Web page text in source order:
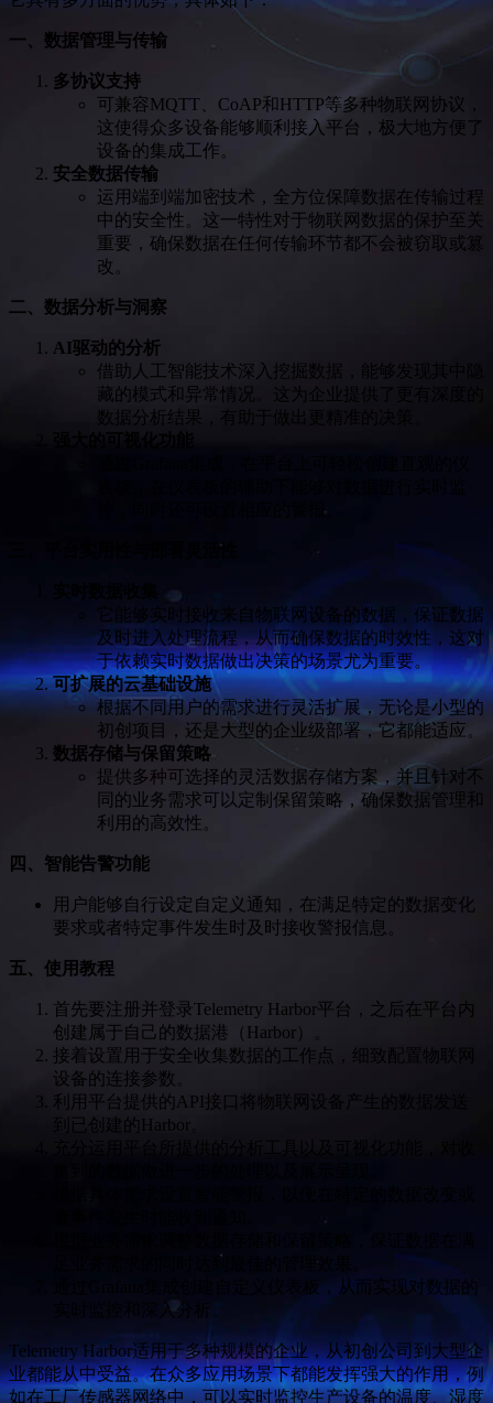
一、数据管理与传输
多协议支持
可兼容MQTT、CoAP和HTTP等多种物联网协议，
这使得众多设备能够顺利接入平台，极大地方便了
设备的集成工作。
安全数据传输
运用端到端加密技术，全方位保障数据在传输过程
中的安全性。这一特性对于物联网数据的保护至关
重要，确保数据在任何传输环节都不会被窃取或篡
改。
二、数据分析与洞察
AI驱动的分析
借助人工智能技术深入挖掘数据，能够发现其中隐
藏的模式和异常情况。这为企业提供了更有深度的
数据分析结果，有助于做出更精准的决策。
三、平台实用性与部署灵活性
它能够实时接收来自物联网设备的数据，保证数据
及时进入处理流程，从而确保数据的时效性，这对
于依赖实时数据做出决策的场景尤为重要。
可扩展的云基础设施
根据不同用户的需求进行灵活扩展，无论是小型的
初创项目，还是大型的企业级部署，它都能适应。
数据存储与保留策略
提供多种可选择的灵活数据存储方案，并且针对不
同的业务需求可以定制保留策略，确保数据管理和
利用的高效性。
四、智能告警功能
用户能够自行设定自定义通知，在满足特定的数据变化
要求或者特定事件发生时及时接收警报信息。
五、使用教程
首先要注册并登录Telemetry Harbor平台，之后在平台内
创建属于自己的数据港（Harbor）。
接着设置用于安全收集数据的工作点，细致配置物联网
设备的连接参数。
利用平台提供的API接口将物联网设备产生的数据发送
到已创建的Harbor。
足业务需求的同时达到最佳的管理效果。
通过Grafana集成创建自定义仪表板，从而实现对数据的
实时监控和深入分析。
Telemetry Harbor适用于多种规模的企业，从初创公司到大型企
业都能从中受益。在众多应用场景下都能发挥强大的作用，例
如在工厂传感器网络中，可以实时监控生产设备的温度、湿度